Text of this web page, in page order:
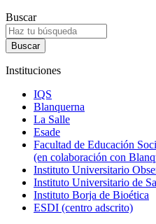
Buscar
Instituciones
IQS
Blanquerna
La Salle
Esade
Facultad de Educación
(en colaboración con
Instituto Universitario
Instituto Universitario de
Instituto Borja de Bioética
ESDI (centro adscrito)